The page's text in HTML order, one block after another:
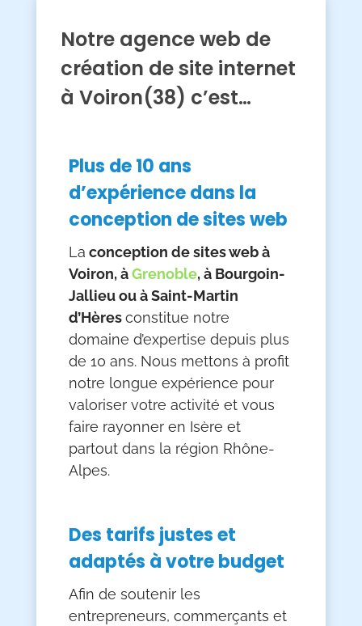
Notre agence web de
création de site internet
à Voiron(38) c’est…
Plus de 10 ans
d’expérience dans la
conception de sites web
La conception de sites web à
Voiron, àGrenoble, à Bourgoin-
Jallieu ou à Saint-Martin
d’Hèresconstitue notre
domaine d’expertise depuis plus
de 10 ans. Nous mettons à profit
notre longue expérience pour
valoriser votre activité et vous
faire rayonner en Isère et
partout dans la région Rhône-
Alpes.
Des tarifs justes et
adaptés à votre budget
Afin de soutenir les
entrepreneurs, commerçants et